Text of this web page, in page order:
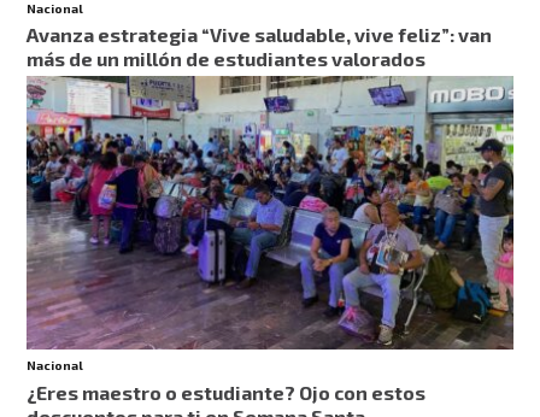
Nacional
Avanza estrategia “Vive saludable, vive feliz”: van
más de un millón de estudiantes valorados
Nacional
¿Eres maestro o estudiante? Ojo con estos